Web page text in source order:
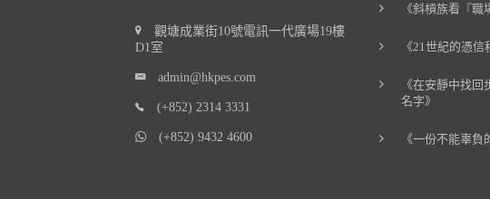
觀塘成業街10號電訊一代廣場19樓
D1室
admin@hkpes.com
(+852) 2314 3331
(+852) 9432 4600
《斜槓族看『職
《21世紀的憑信
《在安靜中找
名字》
《一份不能辜負